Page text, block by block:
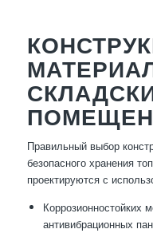
Правильный выбор
безопасного хранения
проектируются с
Коррозионностойких
антивибрационных